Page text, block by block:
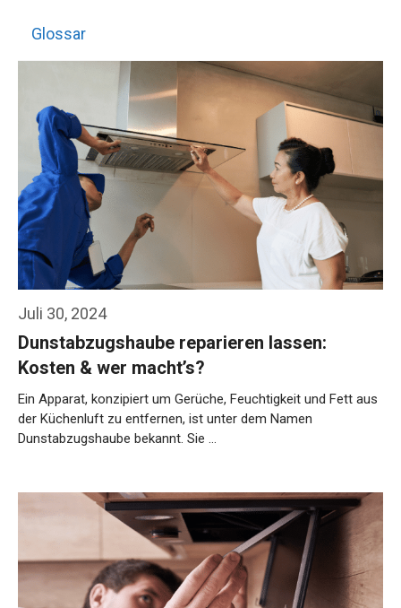
Glossar
Juli 30, 2024
Dunstabzugshaube reparieren lassen:
Kosten & wer macht’s?
Ein Apparat, konzipiert um Gerüche, Feuchtigkeit und Fett aus
der Küchenluft zu entfernen, ist unter dem Namen
Dunstabzugshaube bekannt. Sie …